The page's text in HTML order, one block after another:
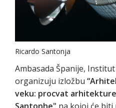
Ricardo Santonja
Ambasada Španije,
organizuju izložbu
veku: procvat